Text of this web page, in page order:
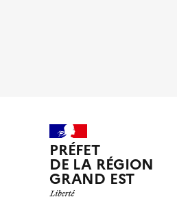
PRÉFET
DE LA RÉGION
GRAND EST